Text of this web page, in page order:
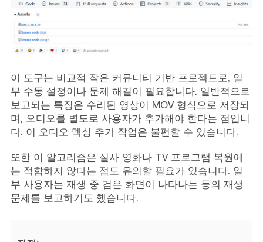
이 도구는 비교적 작은 커뮤니티 기반 프로젝트로, 일
부 수동 설정이나 문제 해결이 필요합니다. 일반적으로
보고되는 특징은 수리된 영상이 MOV 형식으로 저장되
며, 오디오를 별도로 사용자가 추가해야 한다는 점입니
다. 이 오디오 멕싱 추가 작업은 불편할 수 있습니다.
또한 이 알고리즘은 실사 영화나 TV 프로그램 복원에
는 적합하지 않다는 점도 유의할 필요가 있습니다. 일
부 사용자는 재생 중 검은 화면이 나타나는 등의 재생
문제를 보고하기도 했습니다.